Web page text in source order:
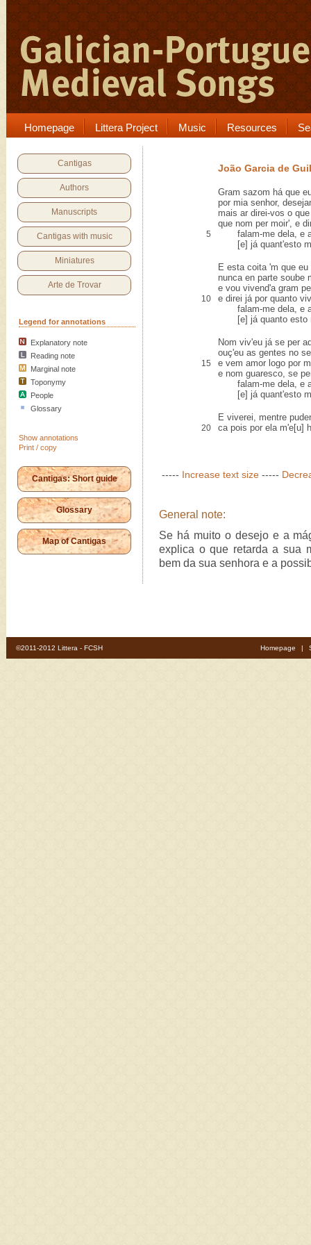
Homepage Littera Project Music Resources
Cantigas
Authors
Manuscripts
Cantigas with music
Miniatures
Arte de Trovar
Legend for annotations
Explanatory note
Reading note
Marginal note
Toponymy
People
Glossary
Show annotations
Print / copy
Cantigas: Short guide
Glossary
Map of Cantigas
João Garcia de
Gram sazom há que
por mia senhor,
mais ar direi-vos o
que nom per moir', e
5
falam-me dela, e
[e] já quant'esto
E esta coita 'm que
nunca en parte soube
e vou vivend'a gram
10
e direi já por quanto
falam-me dela, e
[e] já quanto esto
Nom viv'eu já se per
ouç'eu as gentes no
15
e vem amor logo por
e nom guaresco, se
falam-me dela, e
[e] já quant'esto
E viverei, mentre
20 ca pois por ela m'e[u]
----- Increase text size -----
General note:
Se há muito o desejo e a
explica o que retarda a sua
bem da sua senhora e a
©2011-2012 Littera - FCSH Homepage |